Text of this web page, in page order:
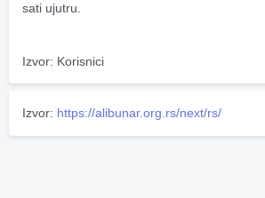
sati ujutru.
Izvor: Korisnici
Izvor: https://alibunar.org.rs/next/rs/